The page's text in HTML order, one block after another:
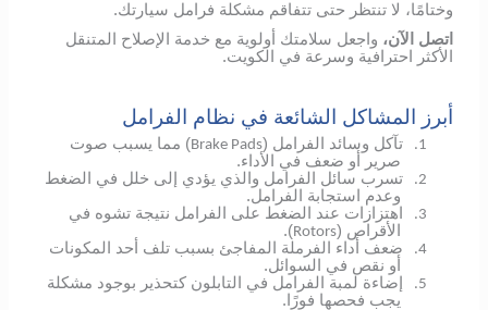
وختامًا، لا تنتظر حتى تتفاقم مشكلة فرامل سيارتك.
اتصل الآن، واجعل سلامتك أولوية مع خدمة الإصلاح المتنقل
الأكثر احترافية وسرعة في الكويت.
أبرز المشاكل الشائعة في نظام الفرامل
1. تآكل وسائد الفرامل (Brake Pads) مما يسبب صوت
صرير أو ضعف في الأداء.
2.
تسرب سائل الفرامل والذي يؤدي إلى خلل في الضغط
وعدم استجابة الفرامل.
3.
اهتزازات عند الضغط على الفرامل نتيجة تشوه في
الأقراص (Rotors
).
4.
ضعف أداء الفرملة المفاجئ بسبب تلف أحد المكونات
أو نقص في السوائل.
5.
إضاءة لمبة الفرامل في التابلون كتحذير بوجود مشكلة
يجب فحصها فورًا.